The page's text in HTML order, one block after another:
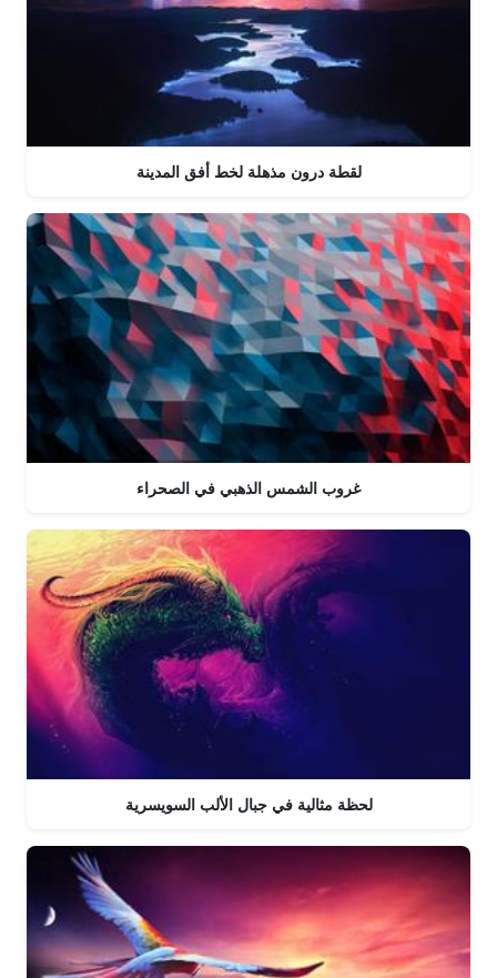
لقطة درون مذهلة لخط أفق المدينة
غروب الشمس الذهبي في الصحراء
لحظة مثالية في جبال الألب السويسرية